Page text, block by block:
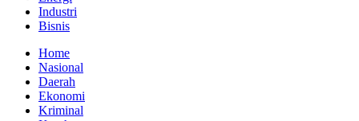
Industri
Bisnis
Home
Nasional
Daerah
Ekonomi
Kriminal